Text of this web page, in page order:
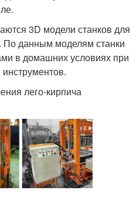
3D модели станков для
По данным моделям станки
в домашних условиях при
лего-кирпича